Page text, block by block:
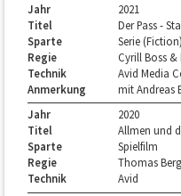
Jahr
2021
Titel
Der Pass -
Sparte
Serie
Regie
Cyrill Boss &
Technik
Avid Media
Anmerkung
mit Andreas
Jahr
2020
Titel
Allmen und
Sparte
Spielfilm
Regie
Thomas
Technik
Avid